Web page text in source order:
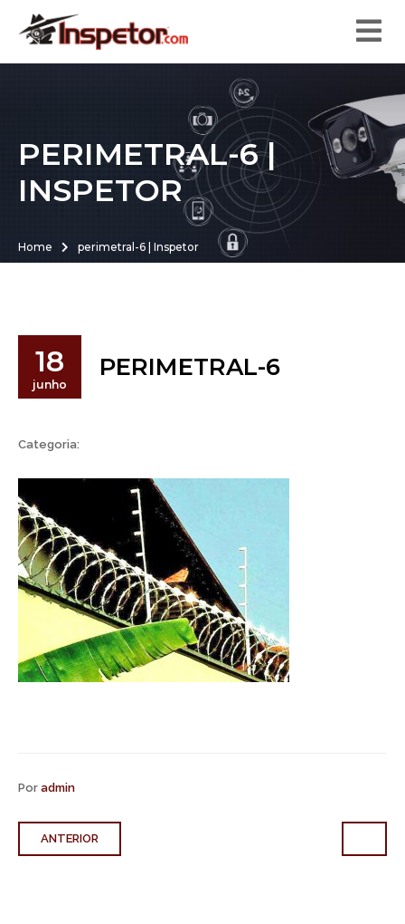
PERIMETRAL-6 |
INSPETOR
Home perimetral-6 | Inspetor
18
junho
PERIMETRAL-6
Categoria:
Por admin
ANTERIOR